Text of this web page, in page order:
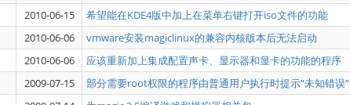
2010-06-15
希望能在KDE4版中加上在菜单右键打开iso文件的功能
2010-06-06
vmware安装magiclinux的兼容内核版本后无法启动
2010-06-06
应该重新加上集成配置声卡、显示器和显卡的功能的程序
2009-07-15
部分需要root权限的程序由普通用户执行时提示“未知错误”